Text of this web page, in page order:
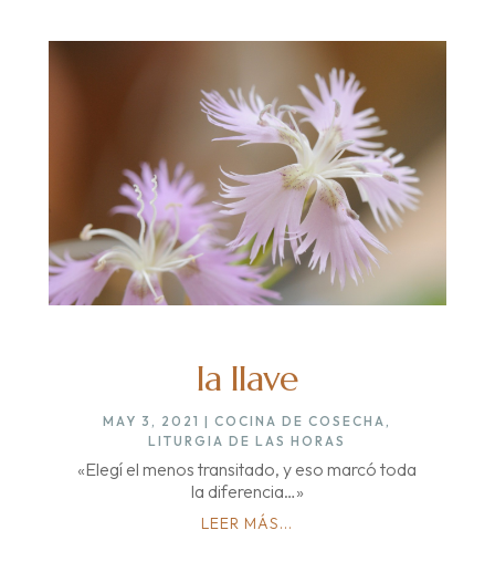
la llave
MAY 3, 2021 |COCINA DE COSECHA ,
LITURGIA DE LAS HORAS
«Elegí el menos transitado, y eso marcó toda
la diferencia…»
LEER MÁS...